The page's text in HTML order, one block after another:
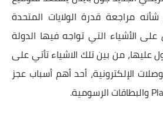
مراجعة قدرة الولايات المتحدة
الأشياء التي تواجه فيها الدولة
عليها، من بين تلك الاشياء تأتي على
الإلكترونية، أحد أهم أسباب عجز